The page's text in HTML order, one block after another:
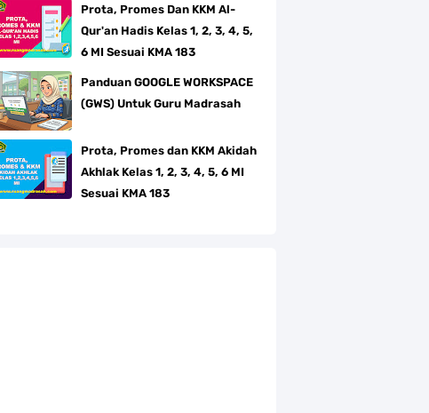
Prota, Promes Dan KKM Al-
Qur'an Hadis Kelas 1, 2, 3, 4, 5,
6 MI Sesuai KMA 183
Panduan GOOGLE WORKSPACE
(GWS) Untuk Guru Madrasah
Prota, Promes dan KKM Akidah
Akhlak Kelas 1, 2, 3, 4, 5, 6 MI
Sesuai KMA 183